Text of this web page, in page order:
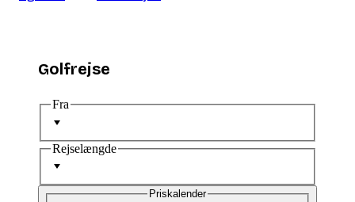
Golfrejse
Fra
Rejselængde
Priskalender